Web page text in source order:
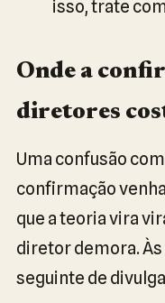
isso, trate
Onde a
diretores
Uma confusão
confirmação
que a teoria vira
diretor demora. Às
seguinte de